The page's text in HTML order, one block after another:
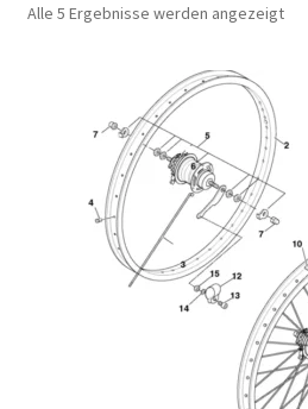
Alle 5 Ergebnisse werden angezeigtNach